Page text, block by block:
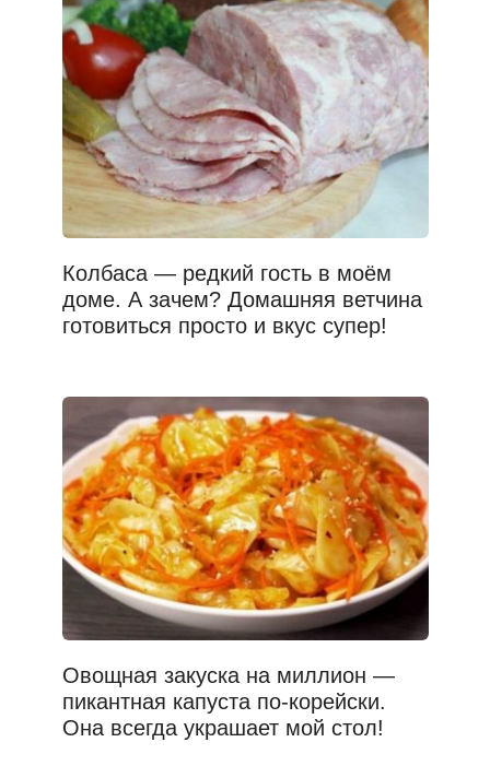
Колбаса — редкий гость в моём
доме. А зачем? Домашняя ветчина
готовиться просто и вкус супер!
Овощная закуска на миллион —
пикантная капуста по-корейски.
Она всегда украшает мой стол!